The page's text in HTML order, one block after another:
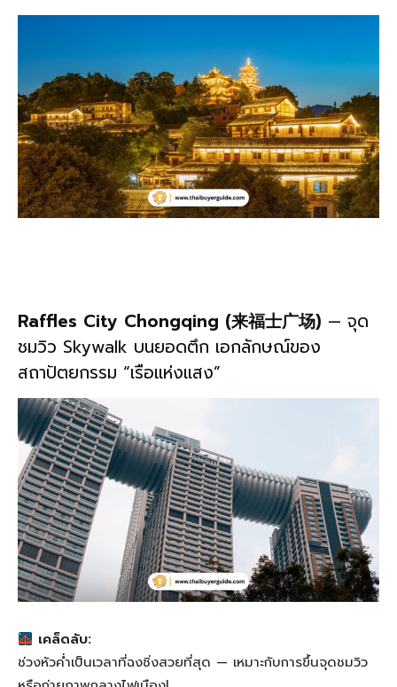
Raffles City Chongqing (来福士广场) — จุด
ชมวิว Skywalk บนยอดตึก เอกลักษณ์ของ
สถาปัตยกรรม “เรือแห่งแสง”
เคล็ดลับ:
ช่วงหัวค่ำเป็นเวลาที่ฉงชิ่งสวยที่สุด — เหมาะกับการขึ้นจุดชมวิว